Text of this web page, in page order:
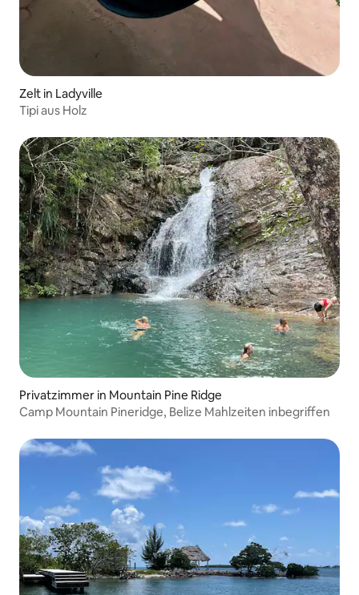
Zelt in Ladyville
Tipi aus Holz
Privatzimmer in Mountain Pine Ridge
Camp Mountain Pineridge, Belize Mahlzeiten inbegriffen